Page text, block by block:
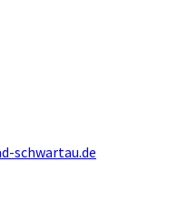
schwartau.de